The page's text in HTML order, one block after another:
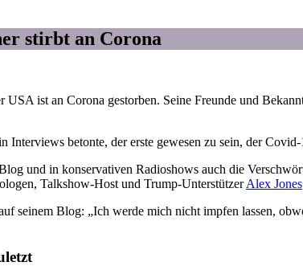
stirbt an Corona
ist an Corona gestorben. Seine Freunde und
Interviews betonte, der erste gewesen zu sein, der
und in konservativen Radioshows auch die
Talkshow-Host und Trump-UnterstützerAlex Jones
seinem Blog: „Ich werde mich nicht impfen lassen,